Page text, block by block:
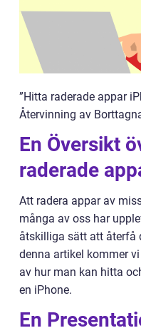
”Hitta raderade appar
Återvinning av
En Översikt
raderade
Att radera appar av
många av oss har
åtskilliga sätt att återfå
denna artikel kommer
av hur man kan hitta
en iPhone.
En